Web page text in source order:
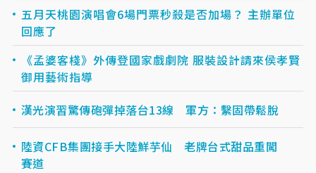
五月天桃園演唱會6場門票秒殺是否加場？ 主辦單位
回應了
《孟婆客棧》外傳登國家戲劇院 服裝設計請來侯孝賢
御用藝術指導
漢光演習驚傳砲彈掉落台13線 軍方：繫固帶鬆脫
陸資CFB集團接手大陸鮮芋仙 老牌台式甜品重闖
賽道